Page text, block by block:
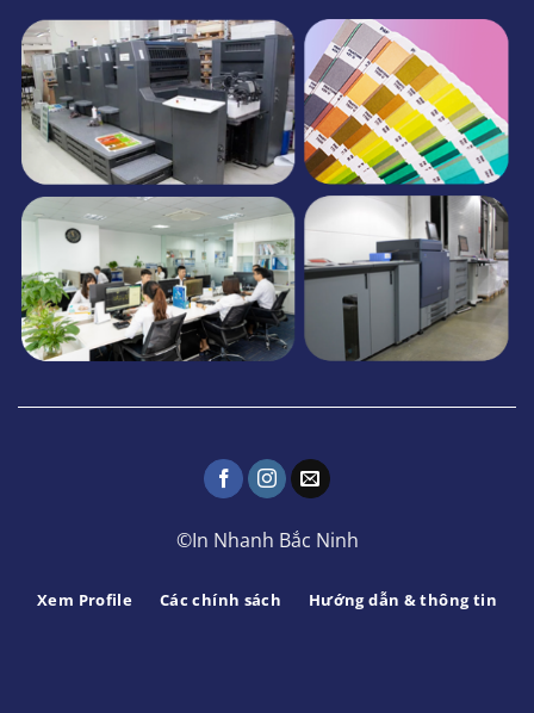
©In Nhanh Bắc Ninh
Xem Profile Các chính sách Hướng dẫn & thông tin